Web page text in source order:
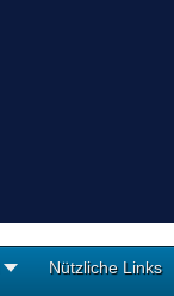
Nützliche Links